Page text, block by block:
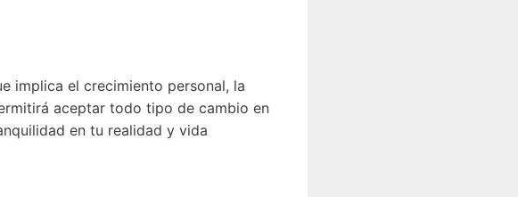
implica el crecimiento personal, la
aceptar todo tipo de cambio en
en tu realidad y vida